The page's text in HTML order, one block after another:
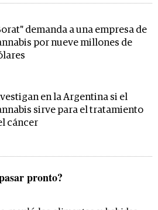
demanda a una empresa de
por nueve millones de
en la Argentina si el
sirve para el tratamiento
cáncer
pronto?